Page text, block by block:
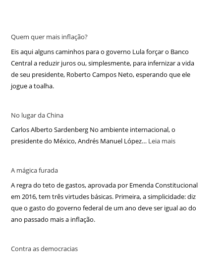
Quem quer mais inflação?
Eis aqui alguns caminhos para o governo Lula forçar o Banco
Central a reduzir juros ou, simplesmente, para infernizar a vida
de seu presidente, Roberto Campos Neto, esperando que ele
jogue a toalha.
No lugar da China
Carlos Alberto Sardenberg No ambiente internacional, o
presidente do México, Andrés Manuel López… Leia mais
A mágica furada
A regra do teto de gastos, aprovada por Emenda Constitucional
em 2016, tem três virtudes básicas. Primeira, a simplicidade: diz
que o gasto do governo federal de um ano deve ser igual ao do
ano passado mais a inflação.
Contra as democracias